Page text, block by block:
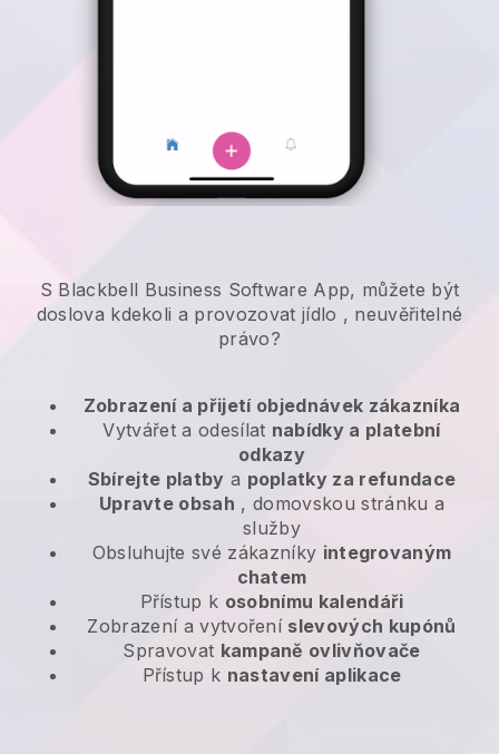
S Blackbell Business Software App, můžete být
doslova kdekoli a provozovat jídlo , neuvěřitelné
právo?
Zobrazení a přijetí objednávek zákazníka
Vytvářet a odesílat nabídky a platební
odkazy
Sbírejte platby a poplatky za refundace
Upravte obsah , domovskou stránku a
služby
Obsluhujte své zákazníky integrovaným
chatem
Přístup k osobnímu kalendáři
Zobrazení a vytvoření slevových kupónů
Spravovat kampaně ovlivňovače
Přístup k nastavení aplikace